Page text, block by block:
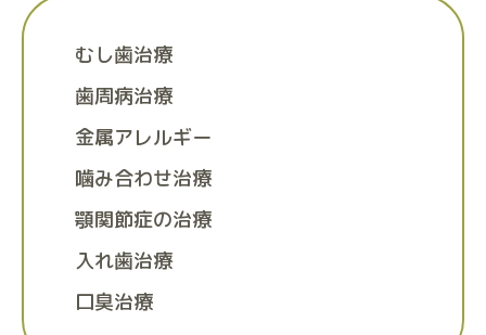
むし歯治療
歯周病治療
金属アレルギー
噛み合わせ治療
顎関節症の治療
入れ歯治療
口臭治療